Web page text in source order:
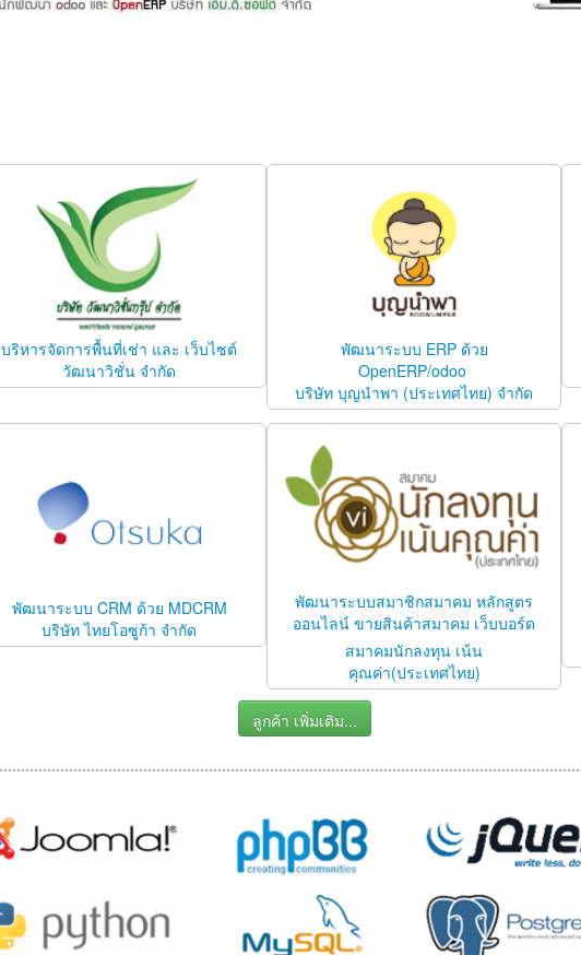
บริหารจัดการพื้นที่เช่า และ เว็บไซต์
วัฒนาวิชั่น จำกัด
พัฒนาระบบ ERP ด้วย
OpenERP/odoo
บริษัท บุญนำพา (ประเทศไทย) จำกัด
พัฒนาระบบ CRM ด้วย MDCRM
บริษัท ไทยโอซูก้า จำกัด
พัฒนาระบบสมาชิกสมาคม หลักสูตร
ออนไลน์ ขายสินค้าสมาคม เว็บบอร์ด
สมาคมนักลงทุน เน้น
คุณค่า(ประเทศไทย)
ลูกค้า เพิ่มเติม...